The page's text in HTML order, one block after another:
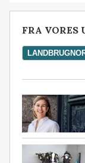
FRA VORES